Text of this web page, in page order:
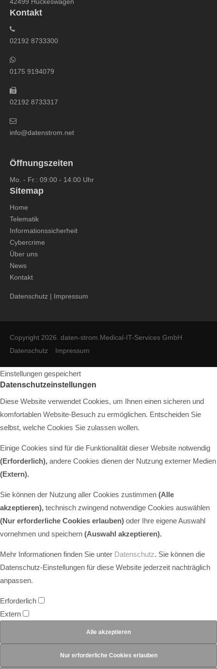
Kontakt
02192 8733300
0175 9194079
02192 8733317
info@datenstrom.net
Öffnungszeiten
Mo. - Fr.: 09:00 - 14:00 Uhr
Sitemap
Home
Telematik
Informationssicherheit
Cybercrime
Über uns
News
Kontakt
Datenschutz | Impressum
Copyright 2026. daten-strom.Medical-IT-Services GmbH
Datenschutz
Impressum
Einstellungen gespeichert
Datenschutzeinstellungen
Diese Website verwendet Cookies, um Ihnen einen sicheren und
komfortablen Website-Besuch zu ermöglichen. Entscheiden Sie
selbst, welche Cookies Sie zulassen wollen.
Einige Cookies sind für die Funktionalität dieser Website notwendig
(Erforderlich), andere Cookies dienen der Nutzung externer Medien
(Extern).
Sie können der Nutzung aller Cookies zustimmen (Alle
akzeptieren), technisch zwingend notwendige Cookies auswählen
(Nur erforderliche Cookies erlauben) oder Ihre eigene Auswahl
vornehmen und speichern (Auswahl akzeptieren).
Mehr Informationen finden Sie unter Datenschutz. Sie können die
Datenschutz-Einstellungen für diese Website jederzeit nachträglich
anpassen.
Erforderlich
Extern